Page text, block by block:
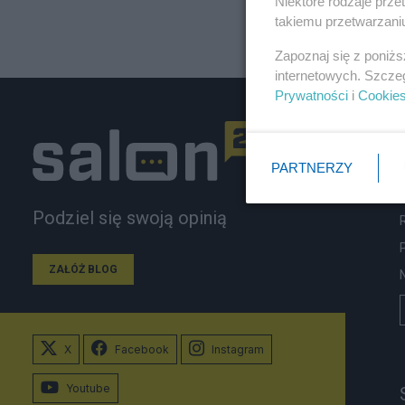
Podziel się swoją opinią
ZAŁÓŻ BLOG
X Facebook Instagram
Youtube
takiemu
Zapoznaj się z
internetowych.
Prywatności i Cookies
PARTNERZY